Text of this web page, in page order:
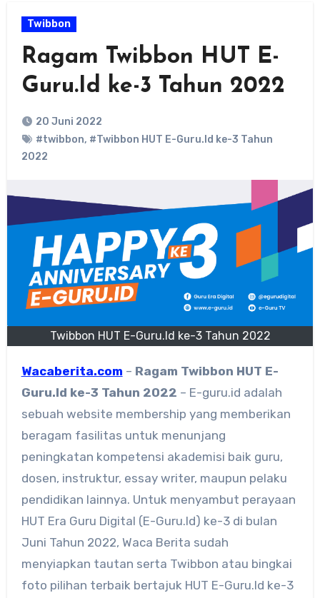
Twibbon
Ragam Twibbon HUT E-
Guru.Id ke-3 Tahun 2022
20 Juni 2022
#twibbon, #Twibbon HUT E-Guru.Id ke-3 Tahun
2022
Twibbon HUT E-Guru.Id ke-3 Tahun 2022
Wacaberita.com – Ragam Twibbon HUT E-
Guru.Id ke-3 Tahun 2022 – E-guru.id adalah
sebuah website membership yang memberikan
beragam fasilitas untuk menunjang
peningkatan kompetensi akademisi baik guru,
dosen, instruktur, essay writer, maupun pelaku
pendidikan lainnya. Untuk menyambut perayaan
HUT Era Guru Digital (E-Guru.Id) ke-3 di bulan
Juni Tahun 2022, Waca Berita sudah
menyiapkan tautan serta Twibbon atau bingkai
foto pilihan terbaik bertajuk HUT E-Guru.Id ke-3